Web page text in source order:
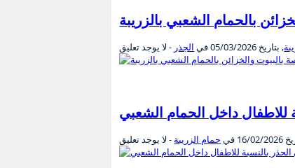
بالحمام الشعبي بالزريبة
, بتاريخ 05/03/2026في الجذر - لا يوجد تعليق
داخل الحمام الشعبي
16/02/2026 في حمام الزريبة - لا يوجد تعليق